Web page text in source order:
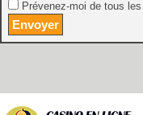
Prévenez-moi de tous